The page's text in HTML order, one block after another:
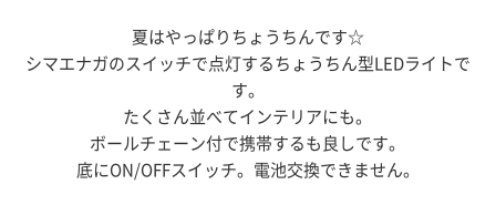
夏はやっぱりちょうちんです☆
シマエナガのスイッチで点灯するちょうちん型LEDライトで
す。
たくさん並べてインテリアにも。
ボールチェーン付で携帯するも良しです。
底にON/OFFスイッチ。電池交換できません。